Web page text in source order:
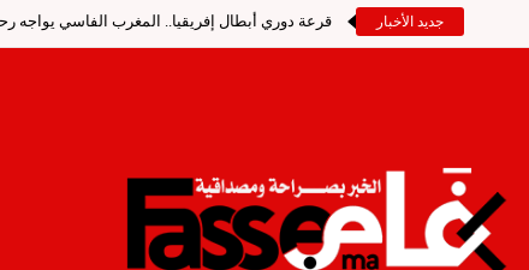
جديد الأخبار قرعة دوري أبطال إفريقيا.. المغرب الفاسي يواجه